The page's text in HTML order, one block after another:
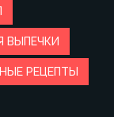
ВЫПЕЧКИ
РЕЦЕПТЫ